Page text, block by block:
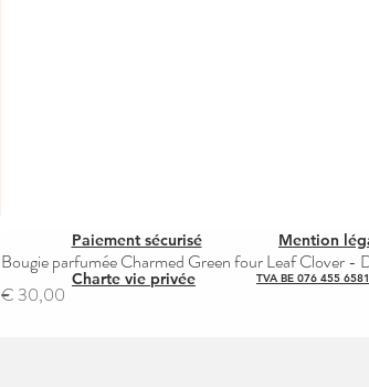
Bougie parfumée Charmed Green four Leaf Clover -
Prijs
€ 30,00
Paiement sécurisé Mention
Charte vie privée
TVA BE 076 455 6581